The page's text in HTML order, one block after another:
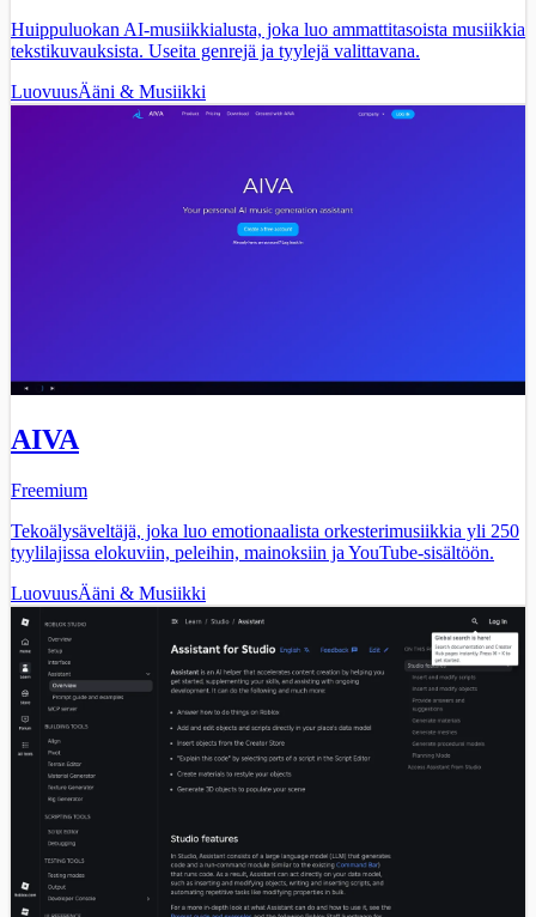
Huippuluokan AI-musiikkialusta, joka luo ammattitasoista musiikkia
tekstikuvauksista. Useita genrejä ja tyylejä valittavana.
LuovuusÄäni & Musiikki
AIVA
Freemium
Tekoälysäveltäjä, joka luo emotionaalista orkesterimusiikkia yli 250
tyylilajissa elokuviin, peleihin, mainoksiin ja YouTube-sisältöön.
LuovuusÄäni & Musiikki